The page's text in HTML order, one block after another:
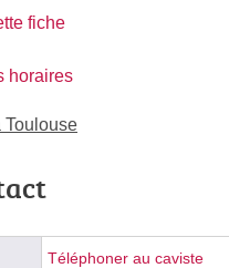
fiche
horaires
Toulouse
Téléphoner au caviste